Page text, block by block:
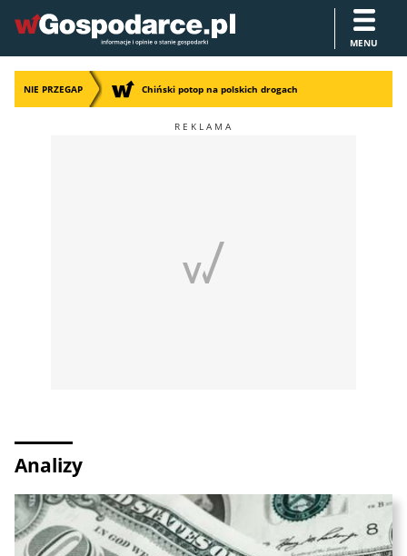
MENU
NIE PRZEGAP Chiński potop na polskich drogach
Analizy